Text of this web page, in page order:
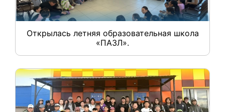
Открылась летняя образовательная школа
«ПАЗЛ».